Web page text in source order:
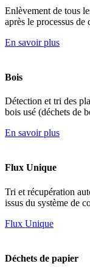
Enlèvement de tous
après le processus
En savoir plus
Bois
Détection et tri des
bois usé (déchets de
En savoir plus
Flux Unique
Tri et récupération
issus du système de
Flux Unique
Déchets de papier